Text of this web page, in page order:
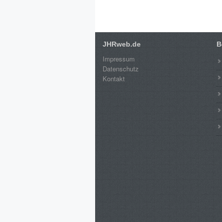
JHRweb.de
Impressum
Datenschutz
Kontakt